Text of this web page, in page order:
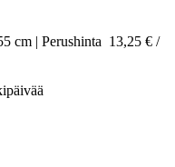
cm | Perushinta 13,25 € /